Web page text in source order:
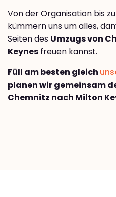
Von der Organisation bis
kümmern uns um alles,
Seiten des Umzugs von
Keynes freuen kannst.
Füll am besten gleich
planen wir gemeinsam
Chemnitz nach Milton